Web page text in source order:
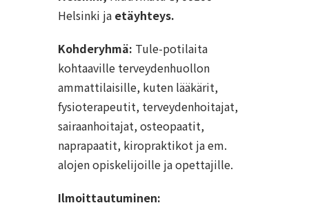
Helsinki ja etäyhteys.
Kohderyhmä: Tule-potilaita
kohtaaville terveydenhuollon
ammattilaisille, kuten lääkärit,
fysioterapeutit, terveydenhoitajat,
sairaanhoitajat, osteopaatit,
naprapaatit, kiropraktikot ja em.
alojen opiskelijoille ja opettajille.
Ilmoittautuminen: